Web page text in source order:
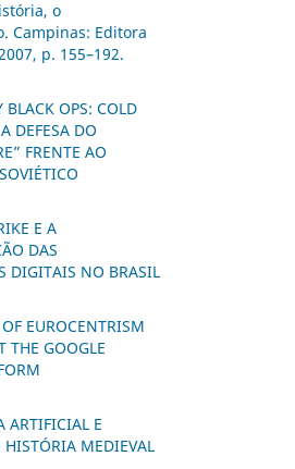
o
Campinas: Editora
p. 155–192.
BLACK OPS: COLD
DEFESA DO
FRENTE AO
E A
DAS
DIGITAIS NO BRASIL
EUROCENTRISM
THE GOOGLE
ARTIFICIAL E
HISTÓRIA MEDIEVAL